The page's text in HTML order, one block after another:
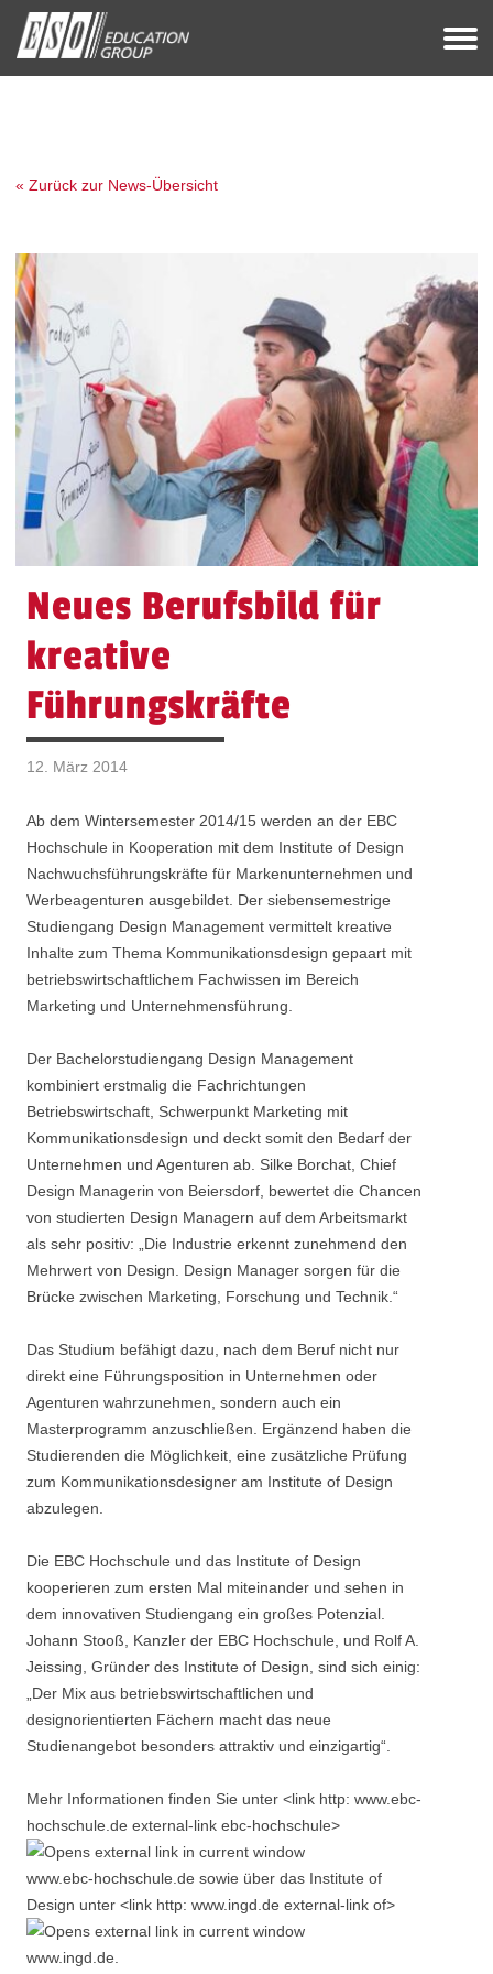
« Zurück zur News-Übersicht
Neues Berufsbild für
kreative
Führungskräfte
12. März 2014
Ab dem Wintersemester 2014/15 werden an der EBC
Hochschule in Kooperation mit dem Institute of Design
Nachwuchsführungskräfte für Markenunternehmen und
Werbeagenturen ausgebildet. Der siebensemestrige
Studiengang Design Management vermittelt kreative
Inhalte zum Thema Kommunikationsdesign gepaart mit
betriebswirtschaftlichem Fachwissen im Bereich
Marketing und Unternehmensführung.
Der Bachelorstudiengang Design Management
kombiniert erstmalig die Fachrichtungen
Betriebswirtschaft, Schwerpunkt Marketing mit
Kommunikationsdesign und deckt somit den Bedarf der
Unternehmen und Agenturen ab. Silke Borchat, Chief
Design Managerin von Beiersdorf, bewertet die Chancen
von studierten Design Managern auf dem Arbeitsmarkt
als sehr positiv: „Die Industrie erkennt zunehmend den
Mehrwert von Design. Design Manager sorgen für die
Brücke zwischen Marketing, Forschung und Technik.“
Das Studium befähigt dazu, nach dem Beruf nicht nur
direkt eine Führungsposition in Unternehmen oder
Agenturen wahrzunehmen, sondern auch ein
Masterprogramm anzuschließen. Ergänzend haben die
Studierenden die Möglichkeit, eine zusätzliche Prüfung
zum Kommunikationsdesigner am Institute of Design
abzulegen.
Die EBC Hochschule und das Institute of Design
kooperieren zum ersten Mal miteinander und sehen in
dem innovativen Studiengang ein großes Potenzial.
Johann Stooß, Kanzler der EBC Hochschule, und Rolf A.
Jeissing, Gründer des Institute of Design, sind sich einig:
„Der Mix aus betriebswirtschaftlichen und
designorientierten Fächern macht das neue
Studienangebot besonders attraktiv und einzigartig“.
Mehr Informationen finden Sie unter <link http: www.ebc-
hochschule.de external-link ebc-hochschule>
www.ebc-hochschule.de sowie über das Institute of
Design unter <link http: www.ingd.de external-link of>
www.ingd.de.